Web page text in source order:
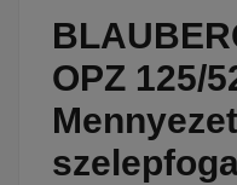
OPZ 125/